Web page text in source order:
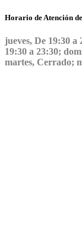
Horario de Atención
jueves, De 19:30 a
19:30 a 23:30;
martes, Cerrado;